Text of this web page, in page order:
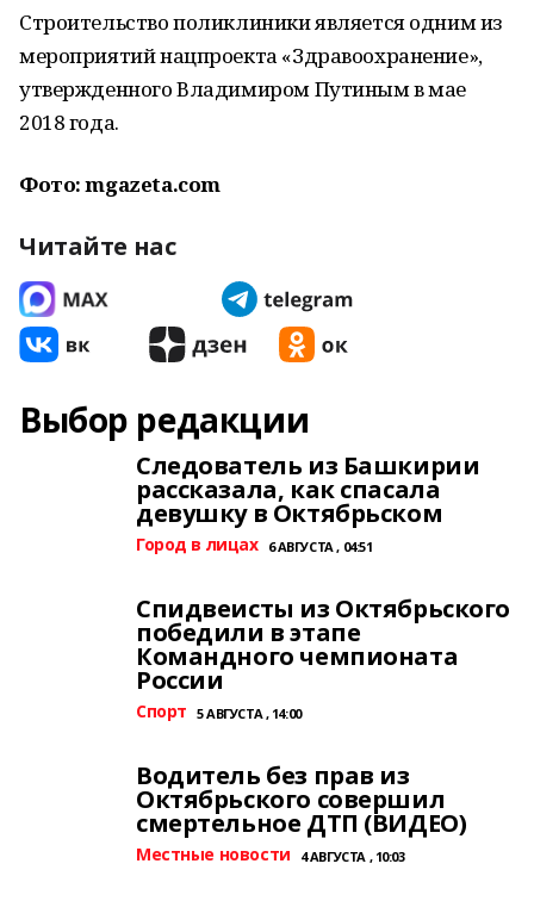
Строительство поликлиники является одним из
мероприятий нацпроекта «Здравоохранение»,
утвержденного Владимиром Путиным в мае
2018 года.
Фото: mgazeta.com
Читайте нас
Выбор редакции
Следователь из Башкирии
рассказала, как спасала
девушку в Октябрьском
Город в лицах 6 АВГУСТА , 04:51
Спидвеисты из Октябрьского
победили в этапе
Командного чемпионата
России
Спорт 5 АВГУСТА , 14:00
Водитель без прав из
Октябрьского совершил
смертельное ДТП (ВИДЕО)
Местные новости 4 АВГУСТА , 10:03